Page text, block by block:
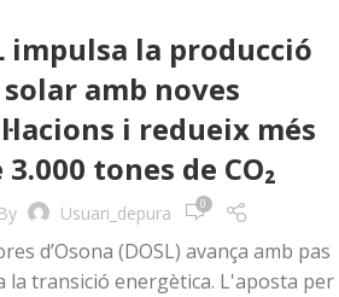
impulsa la producció
solar amb noves
i redueix més
3.000 tones de CO₂
By Usuari_depura 0
d’Osona (DOSL) avança amb pas
la transició energètica. L'aposta per